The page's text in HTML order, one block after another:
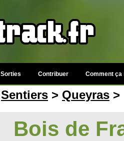
Sorties Contribuer Comment ça
Sentiers > Queyras >
Bois de